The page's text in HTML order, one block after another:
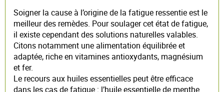
Soigner la cause à l’origine de la fatigue ressentie est le
meilleur des remèdes. Pour soulager cet état de fatigue,
il existe cependant des solutions naturelles valables.
Citons notamment une alimentation équilibrée et
adaptée, riche en vitamines antioxydants, magnésium
et fer.
Le recours aux huiles essentielles peut être efficace
dans les cas de fatigue : l’huile essentielle de menthe